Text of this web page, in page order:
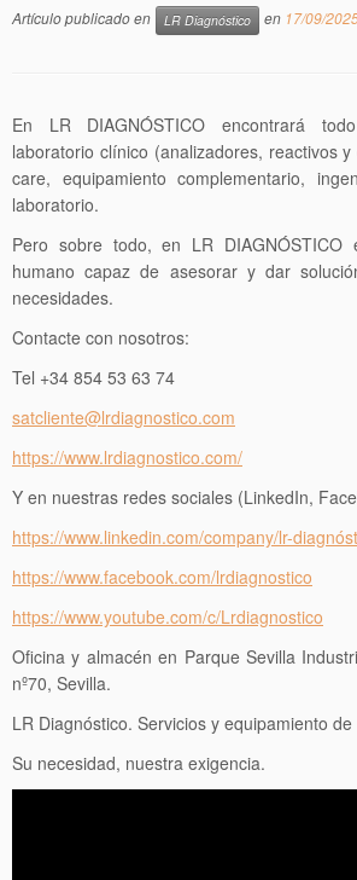
Artículo publicado en LR Diagnóstico en 17/09/
En LR DIAGNÓSTICO encontrará
laboratorio clínico (analizadores, reactivos
care, equipamiento complementario,
laboratorio.
Pero sobre todo, en LR DIAGNÓSTICO
humano capaz de asesorar y dar
necesidades.
Contacte con nosotros:
Tel +34 854 53 63 74
satcliente@lrdiagnostico.com
https://www.lrdiagnostico.com/
Y en nuestras redes sociales (LinkedIn,
https://www.linkedin.com/company/lr-
https://www.facebook.com/lrdiagnostico
https://www.youtube.com/c/Lrdiagnostico
Oficina y almacén en Parque Sevilla
nº70, Sevilla.
LR Diagnóstico. Servicios y equipamiento
Su necesidad, nuestra exigencia.